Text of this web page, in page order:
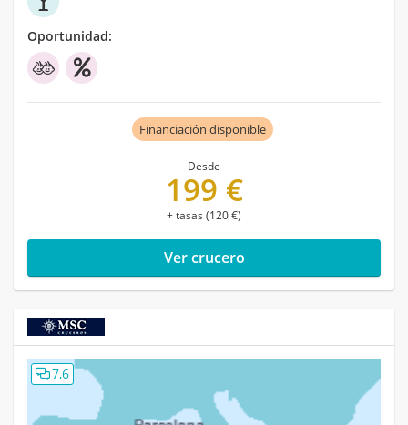
Oportunidad:
Financiación disponible
Desde
199 €
+ tasas (120 €)
Ver crucero
7,6